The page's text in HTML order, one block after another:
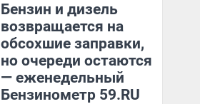
Бензин и дизель
возвращается на
обсохшие заправки,
но очереди остаются
— еженедельный
Бензинометр 59.RU